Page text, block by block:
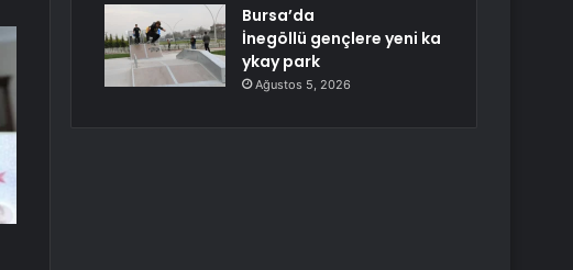
Bursa’da
İnegöllü gençlere yeni ka
ykay park
Ağustos 5, 2026